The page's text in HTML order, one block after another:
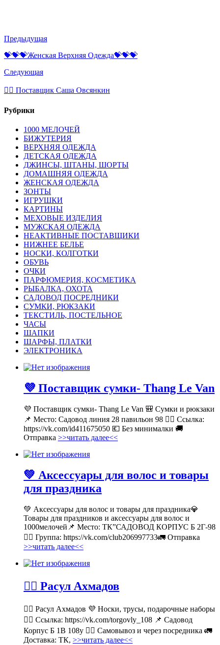
Предыдущая
💝💝💝Женская Верхняя Одежда💝💝💝
Следующая
💁‍♂ Поставщик Саша Овсянкин
Рубрики
1000 МЕЛОЧЕЙ
БИЖУТЕРИЯ
ВЕРХНЯЯ ОДЕЖДА
ДЕТСКАЯ ОДЕЖДА
ДЖИНСЫ, ШТАНЫ, ШОРТЫ
ДОМАШНЯЯ ОДЕЖДА
ЖЕНСКАЯ ОДЕЖДА
ЗОНТЫ
ИГРУШКИ
КАРТИНЫ
МЕХОВЫЕ ИЗДЕЛИЯ
МУЖСКАЯ ОДЕЖДА
НЕАКТИВНЫЕ ПОСТАВЩИКИ
НИЖНЕЕ БЕЛЬЕ
НОСКИ, КОЛГОТКИ
ОБУВЬ
ОЧКИ
ПАРФЮМЕРИЯ, КОСМЕТИКА
РЫБАЛКА, ОХОТА
САДОВОД ПОСРЕДНИКИ
СУМКИ, РЮКЗАКИ
ТЕКСТИЛЬ, ПОСТЕЛЬНОЕ
ЧАСЫ
ШАПКИ
ШАРФЫ, ПЛАТКИ
ЭЛЕКТРОНИКА
💜 Поставщик сумки- Thang Le Van
💜 Поставщик сумки- Thang Le Van 🎒 Сумки и рюкзаки
📌 Место: Садовод линия 28 павильон 98 👉🏻 Ссылка:
https://vk.com/id411675050 💶 Без минималки 🚚
Отправка >>читать далее<<
💚 Аксессуары для волос и товары
для праздника
💚 Аксессуары для волос и товары для праздника💎
Товары для праздников и аксессуары для волос и
1000мелочей📌 Место: ТК”САДОВОД КОРПУС Б 2Г-98
👉🏻 Группа: https://vk.com/club206997733🚛 Отправка
>>читать далее<<
💁‍♂ Расул Ахмадов
💁‍♂ Расул Ахмадов 💜 Носки, трусы, подарочные наборы
👉🏻 Ссылка: https://vk.com/torgovly_108 📌 Садовод
Корпус Б 1В 108у 🚶‍♂ Самовывоз и через посредника 🚛
Доставка: ТК, >>читать далее<<